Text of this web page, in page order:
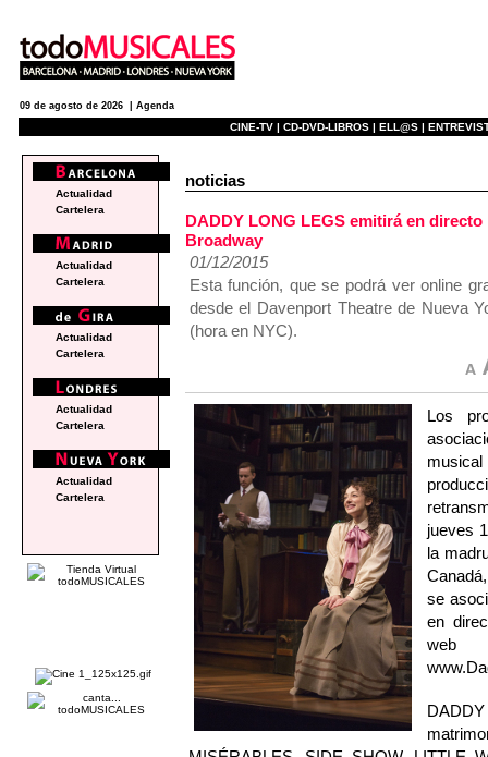
09 de agosto de 2026 | Agenda
CINE-TV | CD-DVD-LIBROS | ELL@S |
noticias
DADDY LONG LEGS emitirá en
Broadway
01/12/2015
Esta función, que se podrá ver online
desde el Davenport Theatre de Nueva
(hora en NYC).
Los
jueves
la
se
en
Actualidad
Cartelera
Actualidad
Cartelera
Actualidad
Cartelera
Actualidad
Cartelera
Actualidad
Cartelera